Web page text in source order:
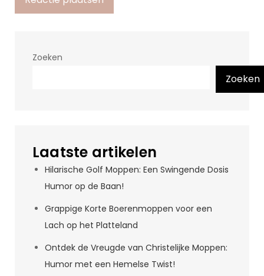
Zoeken
Zoeken
Laatste artikelen
Hilarische Golf Moppen: Een Swingende Dosis
Humor op de Baan!
Grappige Korte Boerenmoppen voor een
Lach op het Platteland
Ontdek de Vreugde van Christelijke Moppen:
Humor met een Hemelse Twist!